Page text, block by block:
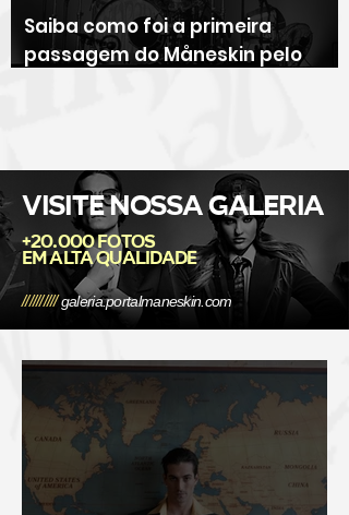
Saiba como foi a primeira
passagem do Måneskin pelo
VISITE NOSSA GALERIA
+20.000 fotos
em alta qualidade
////////// galeria.portalmaneskin.com